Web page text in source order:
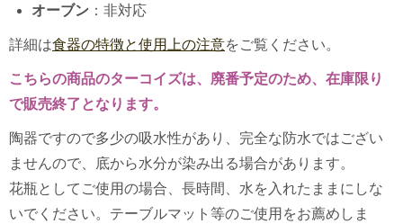
オーブン ：非対応
詳細は食器の特徴と使用上の注意をご覧ください。
こちらの商品のターコイズは、廃番予定のため、在庫限り
で販売終了となります。
陶器ですので多少の吸水性があり、完全な防水ではござい
ませんので、底から水分が染み出る場合があります。
花瓶としてご使用の場合、長時間、水を入れたままにしな
いでください。テーブルマット等のご使用をお薦めしま